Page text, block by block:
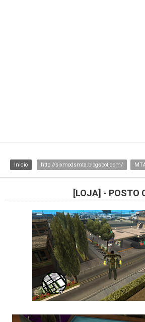
Inicio http://sixmodsmta.blogspot.com/
[LOJA] - POSTO